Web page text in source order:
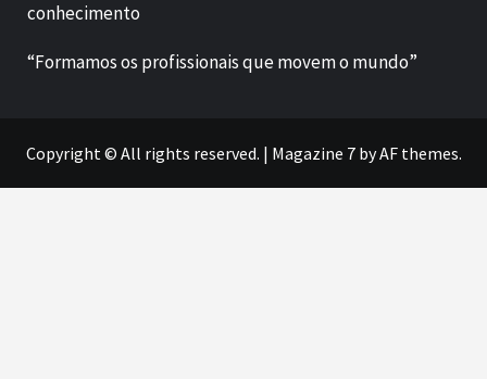
conhecimento
“Formamos os profissionais que movem o mundo”
Copyright © All rights reserved. | Magazine 7by AF themes.